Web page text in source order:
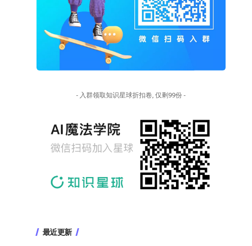
- 入群领取知识星球折扣卷, 仅剩99份 -
最近更新